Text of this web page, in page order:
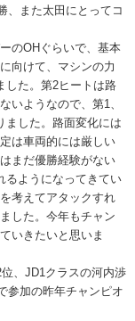
、また太田にとってコ
のOHぐらいで、基本
向けて、マシンの力
した。第2ヒートは路
いようなので、第1、
ました。路面変化には
は車両的には厳しい
まだ優勝経験がない
るようになってきてい
考えてアタックすれ
した。今年もチャン
いきたいと思いま
、JD1クラスの河内渉
参加の昨年チャンピオ